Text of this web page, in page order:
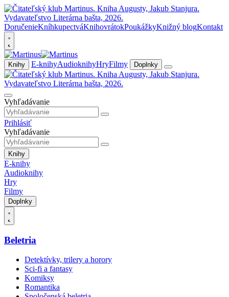
DoručenieKníhkupectváKnihovrátokPoukážkyKnižný blogKontakt
Knihy E-knihyAudioknihyHryFilmy Doplnky
Vyhľadávanie
Prihlásiť
Vyhľadávanie
Knihy
E-knihy
Audioknihy
Hry
Filmy
Doplnky
Beletria
Detektívky, trilery a horory
Sci-fi a fantasy
Komiksy
Romantika